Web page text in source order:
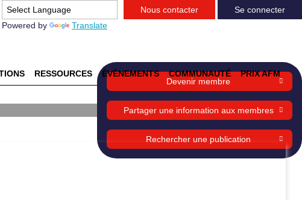
Powered by Translate
Nous contacter Se connecter
RESSOURCES ÉVÈNEMENTS COMMUNAUTÉ PRIX AFM
Devenir membre
Partager une information aux membres
Rechercher une publication